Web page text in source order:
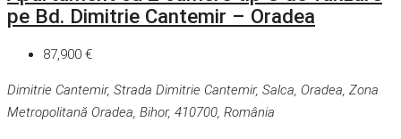
pe Bd. Dimitrie Cantemir – Oradea
87,900 €
Dimitrie Cantemir, Strada Dimitrie Cantemir, Salca, Oradea, Zona
Metropolitană Oradea, Bihor, 410700, România